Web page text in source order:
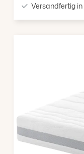
Versandfertig in